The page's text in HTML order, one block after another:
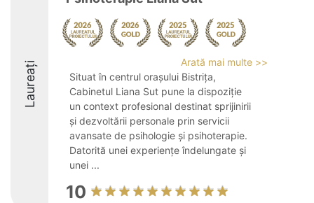
Laureați
Arată mai multe >>
Situat în centrul orașului Bistrița,
Cabinetul Liana Sut pune la dispoziție
un context profesional destinat sprijinirii
și dezvoltării personale prin servicii
avansate de psihologie și psihoterapie.
Datorită unei experiențe îndelungate și
unei ...
10